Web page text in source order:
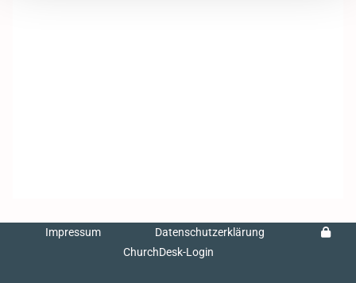
Impressum
Datenschutzerklärung
ChurchDesk-Login